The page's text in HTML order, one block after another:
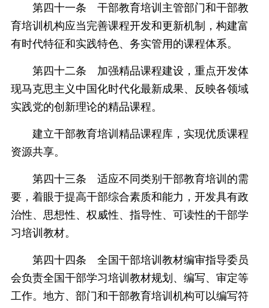
第四十一条 干部教育培训主管部门和干部教
育培训机构应当完善课程开发和更新机制，构建富
有时代特征和实践特色、务实管用的课程体系。
第四十二条 加强精品课程建设，重点开发体
现马克思主义中国化时代化最新成果、反映各领域
实践党的创新理论的精品课程。
建立干部教育培训精品课程库，实现优质课程
资源共享。
第四十三条 适应不同类别干部教育培训的需
要，着眼于提高干部综合素质和能力，开发具有政
治性、思想性、权威性、指导性、可读性的干部学
习培训教材。
第四十四条 全国干部培训教材编审指导委员
会负责全国干部学习培训教材规划、编写、审定等
工作。地方、部门和干部教育培训机构可以编写符